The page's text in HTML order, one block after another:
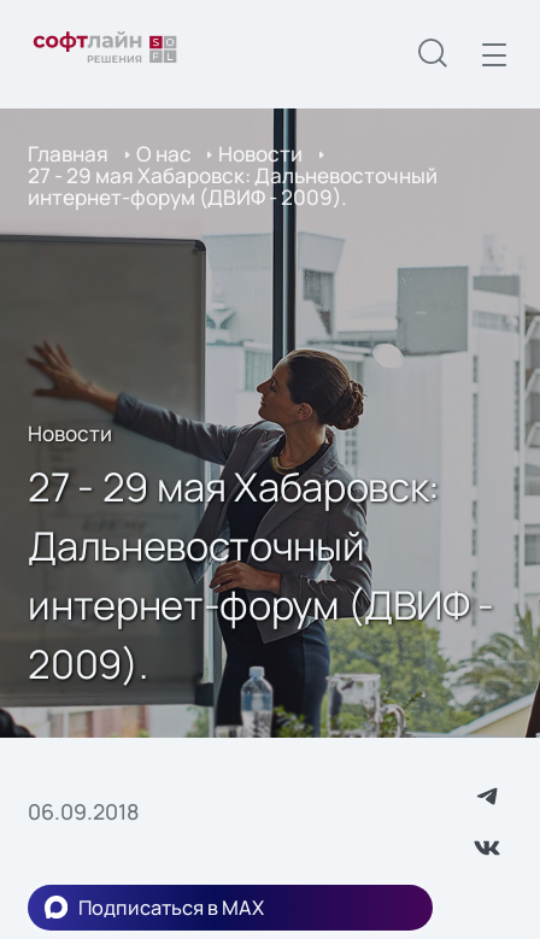
Главная О нас Новости
27 - 29 мая Хабаровск: Дальневосточный
интернет-форум (ДВИФ - 2009).
Новости
27 - 29 мая Хабаровск:
Дальневосточный
интернет-форум (ДВИФ -
2009).
06.09.2018
Подписаться в MAX